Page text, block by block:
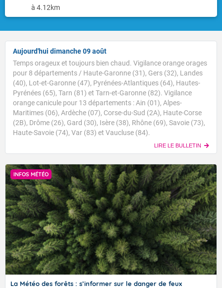
à 4.12km
Aujourd'hui dimanche 09 août
Temps orageux et toujours bien chaud. Vigilance orange orages
pour 8 départements / Haute-Garonne (31), Gers (32), Landes
(40), Lot-et-Garonne (47), Pyrénées-Atlantiques (64), Hautes-
Pyrénées (65), Tarn (81) et Tarn-et-Garonne (82). Vigilance
orange canicule pour 13 départements : Ain (01), Alpes-
Maritimes (06), Ardèche (07), Corse-du-Sud (2A), Haute-Corse
(2B), Drôme (26), Gard (30), Isère (38), Rhône (69), Savoie (73),
Haute-Savoie (74), Var (83) et Vaucluse (84).
LIRE LE BULLETIN
INFOS MÉTÉO
La Météo des forêts : s’informer sur le danger de feux